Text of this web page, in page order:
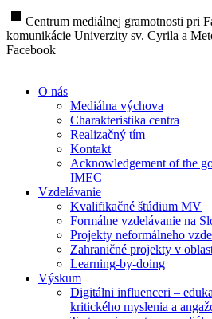
stop Centrum mediálnej gramotnosti pri
komunikácie Univerzity sv. Cyrila a
Facebook
O nás
Mediálna výchova
Charakteristika centra
Realizačný tím
Kontakt
Acknowledgement of the
IMEC
Vzdelávanie
Kvalifikačné štúdium MV
Formálne vzdelávanie na
Projekty neformálneho
Zahraničné projekty v
Learning-by-doing
Výskum
Digitálni influenceri –
kritického myslenia a